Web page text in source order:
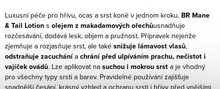
Luxusní péče pro hřívu, ocas a srst koně v jednom kroku. BR Mane
& Tail Lotion s olejem z makadamových ořechůusnadňuje
rozčesávání, dodává lesk, objem a pružnost. Přípravek nejenže
zjemňuje a rozjasňuje srst, ale také snižuje lámavost vlasů,
odstraňuje zacuchánía chrání před ulpíváním prachu, nečistot i
vajíček ovádů. Lze aplikovat na suchou i mokrou srst a je vhodný
pro všechny typy srsti a barev. Pravidelné používání zajišťuje
snadnější česání, krásný vzhled a ochranu srsti i hřívy před vnějšími